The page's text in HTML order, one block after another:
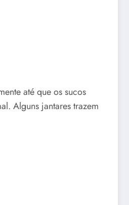
até que os sucos
Alguns jantares trazem